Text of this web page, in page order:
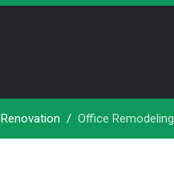
Renovation Office Remodeling